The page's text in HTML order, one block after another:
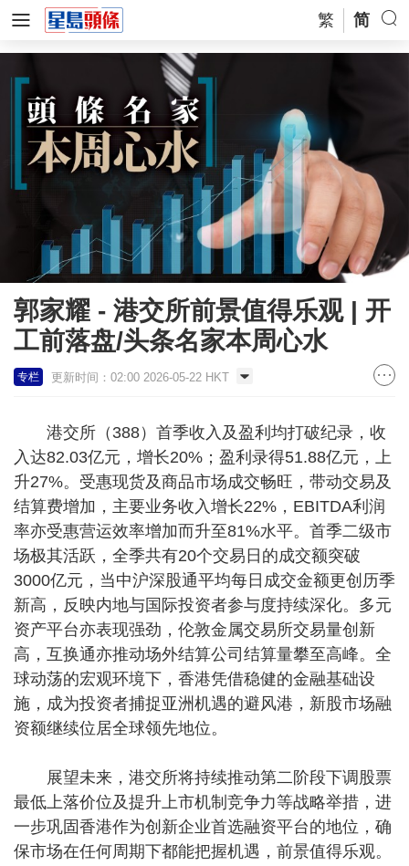
繁 简
郭家耀 - 港交所前景值得乐观 | 开
工前落盘/头条名家本周心水
专栏 更新时间：02:00 2026-05-22 HKT
港交所（388）首季收入及盈利均打破纪录，收
入达82.03亿元，增长20%；盈利录得51.88亿元，上
升27%。受惠现货及商品市场成交畅旺，带动交易及
结算费增加，主要业务收入增长22%，EBITDA利润
率亦受惠营运效率增加而升至81%水平。首季二级市
场极其活跃，全季共有20个交易日的成交额突破
3000亿元，当中沪深股通平均每日成交金额更创历季
新高，反映内地与国际投资者参与度持续深化。多元
资产平台亦表现强劲，伦敦金属交易所交易量创新
高，互换通亦推动场外结算公司结算量攀至高峰。全
球动荡的宏观环境下，香港凭借稳健的金融基础设
施，成为投资者捕捉亚洲机遇的避风港，新股市场融
资额继续位居全球领先地位。
展望未来，港交所将持续推动第二阶段下调股票
最低上落价位及提升上市机制竞争力等战略举措，进
一步巩固香港作为创新企业首选融资平台的地位，确
保市场在任何周期下都能把握机遇，前景值得乐观。